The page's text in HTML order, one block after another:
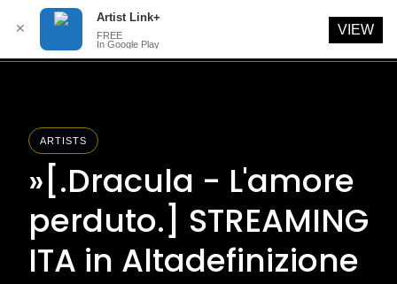
ARTISTS
»[.Dracula - L'amore
perduto.] STREAMING
ITA in Altadefinizione
✕
Artist Link+
FREE
In Google Play
VIEW